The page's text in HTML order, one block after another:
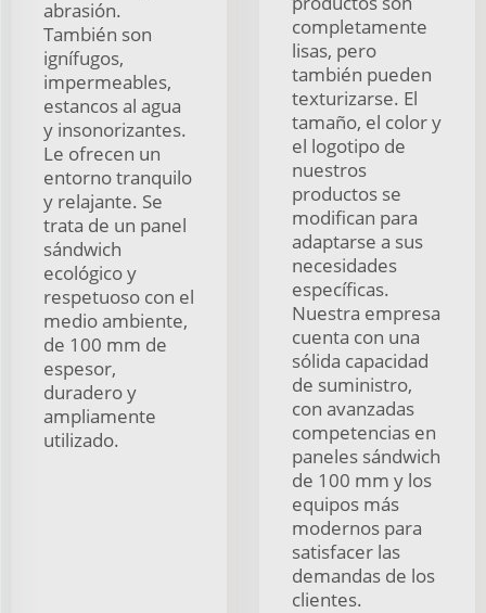
abrasión.
También son
ignífugos,
impermeables,
estancos al agua
y insonorizantes.
Le ofrecen un
entorno tranquilo
y relajante. Se
trata de un panel
sándwich
ecológico y
respetuoso con el
medio ambiente,
de 100 mm de
espesor,
duradero y
ampliamente
utilizado.
completamente
lisas, pero
también pueden
texturizarse. El
tamaño, el color y
el logotipo de
nuestros
productos se
modifican para
adaptarse a sus
necesidades
específicas.
Nuestra empresa
cuenta con una
sólida capacidad
de suministro,
con avanzadas
competencias en
paneles sándwich
de 100 mm y los
equipos más
modernos para
satisfacer las
demandas de los
clientes.